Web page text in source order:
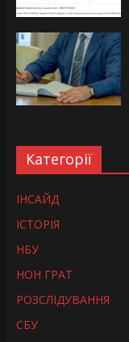
Категорії
ІНСАЙД
ІСТОРІЯ
НБУ
НОН ГРАТ
РОЗСЛІДУВАННЯ
СБУ